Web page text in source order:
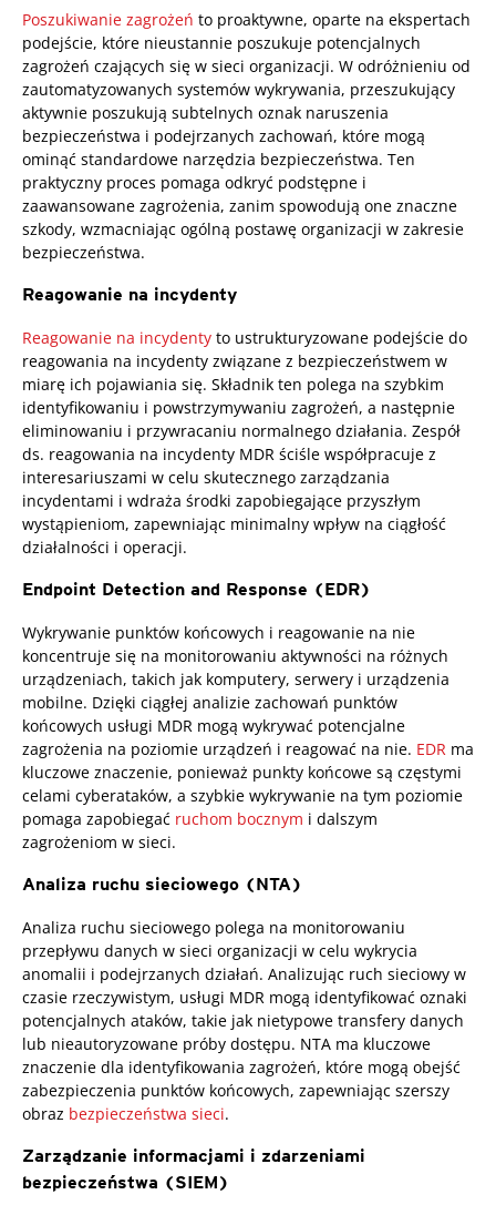
Poszukiwanie zagrożeń to proaktywne, oparte na ekspertach
podejście, które nieustannie poszukuje potencjalnych
zagrożeń czających się w sieci organizacji. W odróżnieniu od
zautomatyzowanych systemów wykrywania, przeszukujący
aktywnie poszukują subtelnych oznak naruszenia
bezpieczeństwa i podejrzanych zachowań, które mogą
ominąć standardowe narzędzia bezpieczeństwa. Ten
praktyczny proces pomaga odkryć podstępne i
zaawansowane zagrożenia, zanim spowodują one znaczne
szkody, wzmacniając ogólną postawę organizacji w zakresie
bezpieczeństwa.
Reagowanie na incydenty
Reagowanie na incydenty to ustrukturyzowane podejście do
reagowania na incydenty związane z bezpieczeństwem w
miarę ich pojawiania się. Składnik ten polega na szybkim
identyfikowaniu i powstrzymywaniu zagrożeń, a następnie
eliminowaniu i przywracaniu normalnego działania. Zespół
ds. reagowania na incydenty MDR ściśle współpracuje z
interesariuszami w celu skutecznego zarządzania
incydentami i wdraża środki zapobiegające przyszłym
wystąpieniom, zapewniając minimalny wpływ na ciągłość
działalności i operacji.
Endpoint Detection and Response (EDR)
Wykrywanie punktów końcowych i reagowanie na nie
koncentruje się na monitorowaniu aktywności na różnych
urządzeniach, takich jak komputery, serwery i urządzenia
mobilne. Dzięki ciągłej analizie zachowań punktów
końcowych usługi MDR mogą wykrywać potencjalne
zagrożenia na poziomie urządzeń i reagować na nie. EDR ma
kluczowe znaczenie, ponieważ punkty końcowe są częstymi
celami cyberataków, a szybkie wykrywanie na tym poziomie
pomaga zapobiegać ruchom bocznym i dalszym
zagrożeniom w sieci.
Analiza ruchu sieciowego (NTA)
Analiza ruchu sieciowego polega na monitorowaniu
przepływu danych w sieci organizacji w celu wykrycia
anomalii i podejrzanych działań. Analizując ruch sieciowy w
czasie rzeczywistym, usługi MDR mogą identyfikować oznaki
potencjalnych ataków, takie jak nietypowe transfery danych
lub nieautoryzowane próby dostępu. NTA ma kluczowe
znaczenie dla identyfikowania zagrożeń, które mogą obejść
zabezpieczenia punktów końcowych, zapewniając szerszy
obraz bezpieczeństwa sieci.
Zarządzanie informacjami i zdarzeniami
bezpieczeństwa (SIEM)